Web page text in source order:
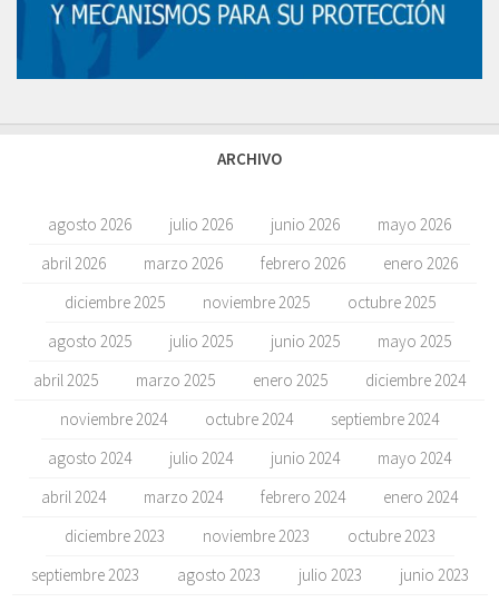
ARCHIVO
agosto 2026 julio 2026 junio 2026
mayo 2026
abril 2026
marzo 2026 febrero 2026
enero 2026
diciembre 2025
noviembre 2025
octubre 2025
agosto 2025
julio 2025 junio 2025
mayo 2025
abril 2025
marzo 2025 enero 2025
diciembre 2024
noviembre 2024
octubre 2024
septiembre 2024
agosto 2024
julio 2024 junio 2024
mayo 2024
abril 2024
marzo 2024 febrero 2024
enero 2024
diciembre 2023
noviembre 2023
octubre 2023
septiembre 2023
agosto 2023 julio 2023
junio 2023